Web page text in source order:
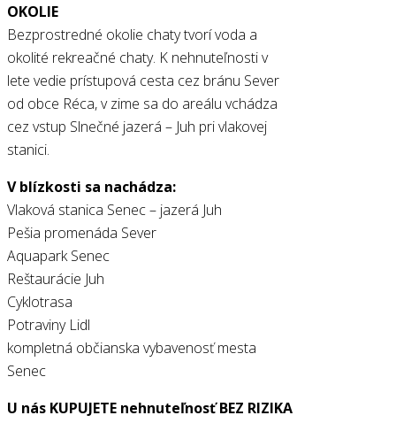
OKOLIE
Bezprostredné okolie chaty tvorí voda a
okolité rekreačné chaty. K nehnuteľnosti v
lete vedie prístupová cesta cez bránu Sever
od obce Réca, v zime sa do areálu vchádza
cez vstup Slnečné jazerá – Juh pri vlakovej
stanici.
V blízkosti sa nachádza:
Vlaková stanica Senec – jazerá Juh
Pešia promenáda Sever
Aquapark Senec
Reštaurácie Juh
Cyklotrasa
Potraviny Lidl
kompletná občianska vybavenosť mesta
Senec
U nás KUPUJETE nehnuteľnosť BEZ RIZIKA